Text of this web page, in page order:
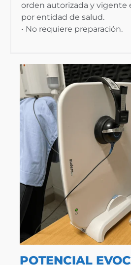
orden autorizada y vigente
por entidad de salud.
• No requiere preparación.
POTENCIAL